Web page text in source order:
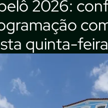
2026:
quinta-feira